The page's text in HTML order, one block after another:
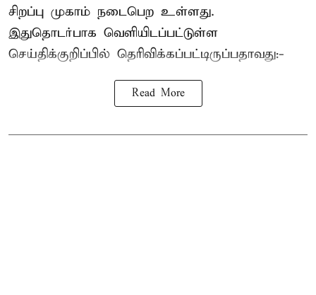
சிறப்பு முகாம் நடைபெற உள்ளது.
இதுதொடர்பாக வெளியிடப்பட்டுள்ள
செய்திக்குறிப்பில் தெரிவிக்கப்பட்டிருப்பதாவது:-
Read More